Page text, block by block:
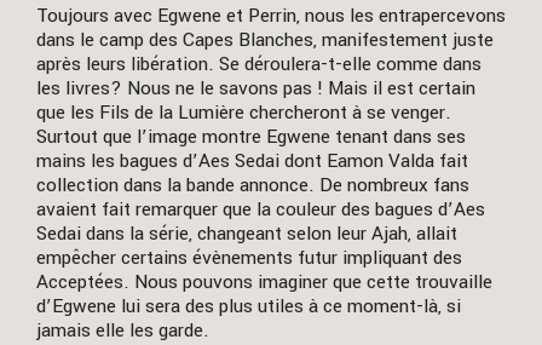
Toujours avec Egwene et Perrin, nous les entrapercevons
dans le camp des Capes Blanches, manifestement juste
après leurs libération. Se déroulera-t-elle comme dans
les livres? Nous ne le savons pas ! Mais il est certain
que les Fils de la Lumière chercheront à se venger.
Surtout que l’image montre Egwene tenant dans ses
mains les bagues d’Aes Sedai dont Eamon Valda fait
collection dans la bande annonce. De nombreux fans
avaient fait remarquer que la couleur des bagues d’Aes
Sedai dans la série, changeant selon leur Ajah, allait
empêcher certains évènements futur impliquant des
Acceptées. Nous pouvons imaginer que cette trouvaille
d’Egwene lui sera des plus utiles à ce moment-là, si
jamais elle les garde.